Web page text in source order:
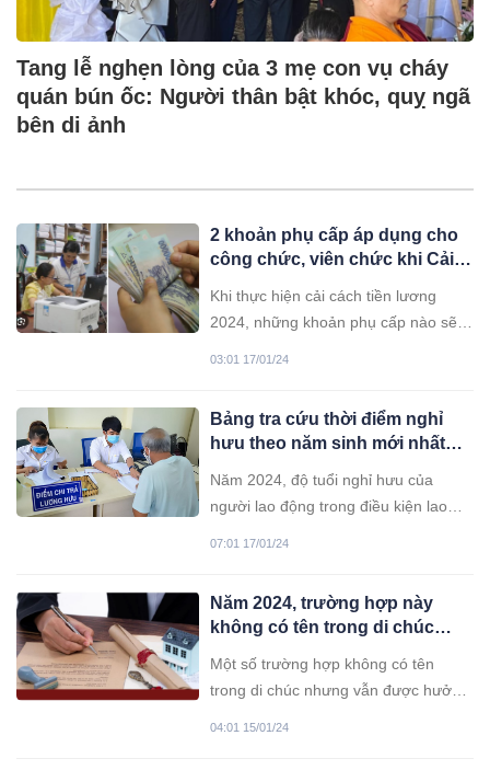
Tang lễ nghẹn lòng của 3 mẹ con vụ cháy
quán bún ốc: Người thân bật khóc, quỵ ngã
bên di ảnh
2 khoản phụ cấp áp dụng cho
công chức, viên chức khi Cải
Khi thực hiện cải cách tiền lương
2024, những khoản phụ cấp nào sẽ
03:01 17/01/24
Bảng tra cứu thời điểm nghỉ
hưu theo năm sinh mới nhất
Năm 2024, độ tuổi nghỉ hưu của
người lao động trong điều kiện lao
07:01 17/01/24
Năm 2024, trường hợp này
không có tên trong di chúc
kế nhà đất
Một số trường hợp không có tên
trong di chúc nhưng vẫn được hưởng
04:01 15/01/24